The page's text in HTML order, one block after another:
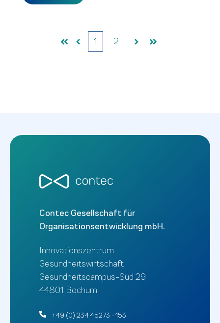
AnfangVorher
1 2
WeiterEnde
Contec Gesellschaft für
Organisationsentwicklung mbH.
Innovationszentrum
Gesundheitswirtschaft
Gesundheitscampus-Süd 29
44801 Bochum
+49 (0) 234 45273 - 153